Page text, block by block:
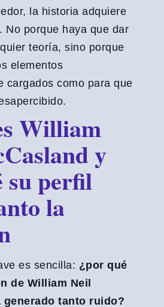
la historia adquiere
No porque haya que dar
teoría, sino porque
elementos
cargados como para que
William
y
su perfil
la
es sencilla: ¿por qué
de William Neil
generado tanto ruido?